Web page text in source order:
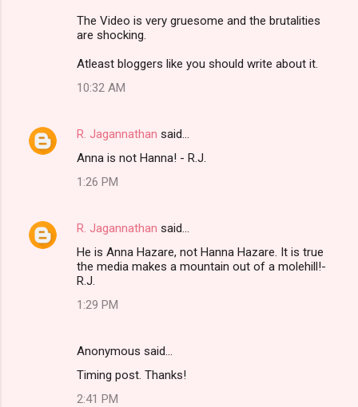
The Video is very gruesome and the brutalities
are shocking.
Atleast bloggers like you should write about it.
10:32 AM
R. Jagannathan said…
Anna is not Hanna! - R.J.
1:26 PM
R. Jagannathan said…
He is Anna Hazare, not Hanna Hazare. It is true
the media makes a mountain out of a molehill!-
R.J.
1:29 PM
Anonymous said…
Timing post. Thanks!
2:41 PM